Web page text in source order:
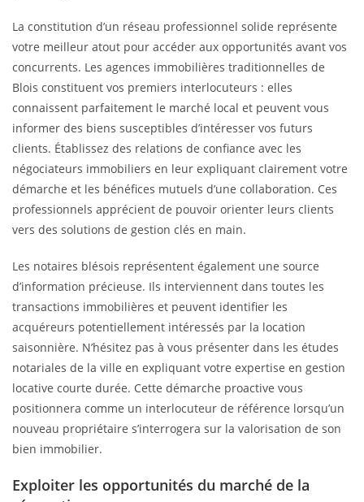
La constitution d’un réseau professionnel solide représente
votre meilleur atout pour accéder aux opportunités avant vos
concurrents. Les agences immobilières traditionnelles de
Blois constituent vos premiers interlocuteurs : elles
connaissent parfaitement le marché local et peuvent vous
informer des biens susceptibles d’intéresser vos futurs
clients. Établissez des relations de confiance avec les
négociateurs immobiliers en leur expliquant clairement votre
démarche et les bénéfices mutuels d’une collaboration. Ces
professionnels apprécient de pouvoir orienter leurs clients
vers des solutions de gestion clés en main.
Les notaires blésois représentent également une source
d’information précieuse. Ils interviennent dans toutes les
transactions immobilières et peuvent identifier les
acquéreurs potentiellement intéressés par la location
saisonnière. N’hésitez pas à vous présenter dans les études
notariales de la ville en expliquant votre expertise en gestion
locative courte durée. Cette démarche proactive vous
positionnera comme un interlocuteur de référence lorsqu’un
nouveau propriétaire s’interrogera sur la valorisation de son
bien immobilier.
Exploiter les opportunités du marché de la